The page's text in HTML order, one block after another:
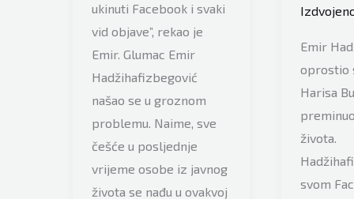
ukinuti Facebook i svaki
vid objave”, rekao je
Emir. Glumac Emir
Hadžihafizbegović
našao se u groznom
problemu. Naime, sve
češće u posljednje
vrijeme osobe iz javnog
života se nađu u ovakvoj
Emir
oprostio
Harisa
života.
svom